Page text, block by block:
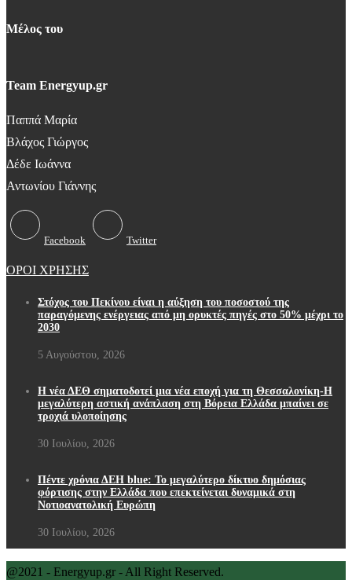
Μέλος του
Team Energyup.gr
Παππά Μαρία
Βλάχος Γιώργος
Δέδε Ιωάννα
Αντωνίου Γιάννης
Facebook Twitter
ΟΡΟΙ ΧΡΗΣΗΣ
Στόχος του Πεκίνου είναι η αύξηση του ποσοστού της
παραγόμενης ενέργειας από μη ορυκτές πηγές στο 50% μέχρι το
2030
5 Αυγούστου, 2026
Η νέα ΔΕΘ σηματοδοτεί μια νέα εποχή για τη Θεσσαλονίκη-Η
μεγαλύτερη αστική ανάπλαση στη Βόρεια Ελλάδα μπαίνει σε
τροχιά υλοποίησης
30 Ιουλίου, 2026
Πέντε χρόνια ΔΕΗ blue: Το μεγαλύτερο δίκτυο δημόσιας
φόρτισης στην Ελλάδα που επεκτείνεται δυναμικά στη
Νοτιοανατολική Ευρώπη
30 Ιουλίου, 2026
@2021 - Energyup.gr - All Right Reserved.